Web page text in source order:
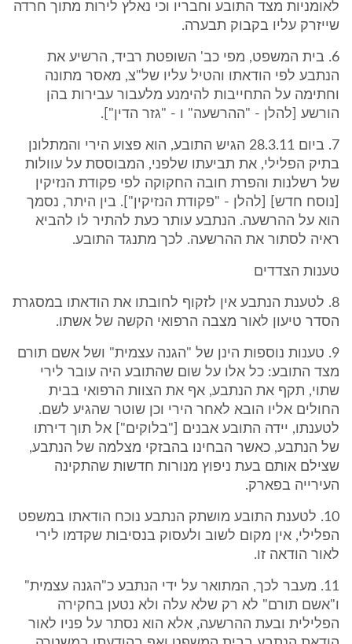
לאומניות מצד התובע וחבריו וכי נאלץ לירות מתוך חרדה
שייזרק עליו בקבוק תבערה.
6. בית המשפט, מפי כב' השופטת רביד, הרשיע את
הנתבע לפי הודאתו והטיל עליו של"צ, מאסר מתונה
וחתימה על התחייבות להימנע מלעבור עבירות בהן
הורשע [להלן - "ההרשעה" ו - "גזר הדין"].
7. ביום 28.3.11 הגיש התובע, הוא פצוע הירי והמתלונן
בתיק הפלילי, את תביעתו שלפני, המבוססת על עוולות
של רשלנות והפרת חובה החקוקה לפי פקודת הנזיקין
[נוסח חדש] [להלן - "פקודת הנזיקין"]. בין היתר, נסמך
הוא על ההרשעה. הנתבע עותר כעת להתיר לו להביא
ראיה לסתור את ההרשעה. לכך מתנגד התובע.
טענות הצדדים
8. לטענת הנתבע אין לזקוף לחובתו את הודאתו במסגרת
הסדר טיעון לאור מצבה הרפואי הקשה של אשתו.
9. טענות נוספות הינן של "הגנה עצמית" ושל אשם תורם
מצד התובע: כל אלו על שום שהתובע היה עובר לירי
שתוי, תקף את הנתבע, אף את הצוות הרפואי בבית
החולים אליו הובא לאחר הירי וכן שוטר שהגיע לשם.
לטענתו, יידה התובע אבנים ["בלוקים"] אל תוך דירתו
של הנתבע, כאשר הבחינו בהבזקי מצלמה של הנתבע,
שצילם אותם בעת ניפוץ מנורות חדשות שהתקינה
העירייה בפארק.
10. לטענת התובע מושתק הנתבע נוכח הודאתו במשפט
הפלילי, אין מקום לשוב ולעסוק בנסיבות שקדמו לירי
לאור הודאה זו.
11. מעבר לכך, המתואר על ידי הנתבע כ"הגנה עצמית"
ו"אשם תורם" לא רק שלא עלה ולא נטען בחקירה
הפלילית ובעת ההרשעה, אלא הוא נסתר על פניו לאור